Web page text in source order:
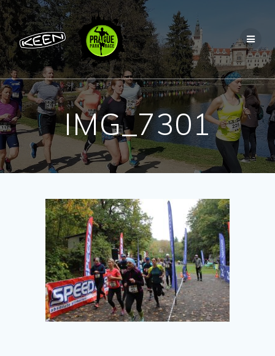
Přeskočit
na
obsah
IMG_7301